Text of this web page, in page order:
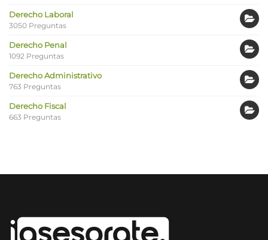
Derecho Laboral
3050 Preguntas
Derecho Penal
1092 Preguntas
Derecho Administrativo
763 Preguntas
Derecho Fiscal
663 Preguntas